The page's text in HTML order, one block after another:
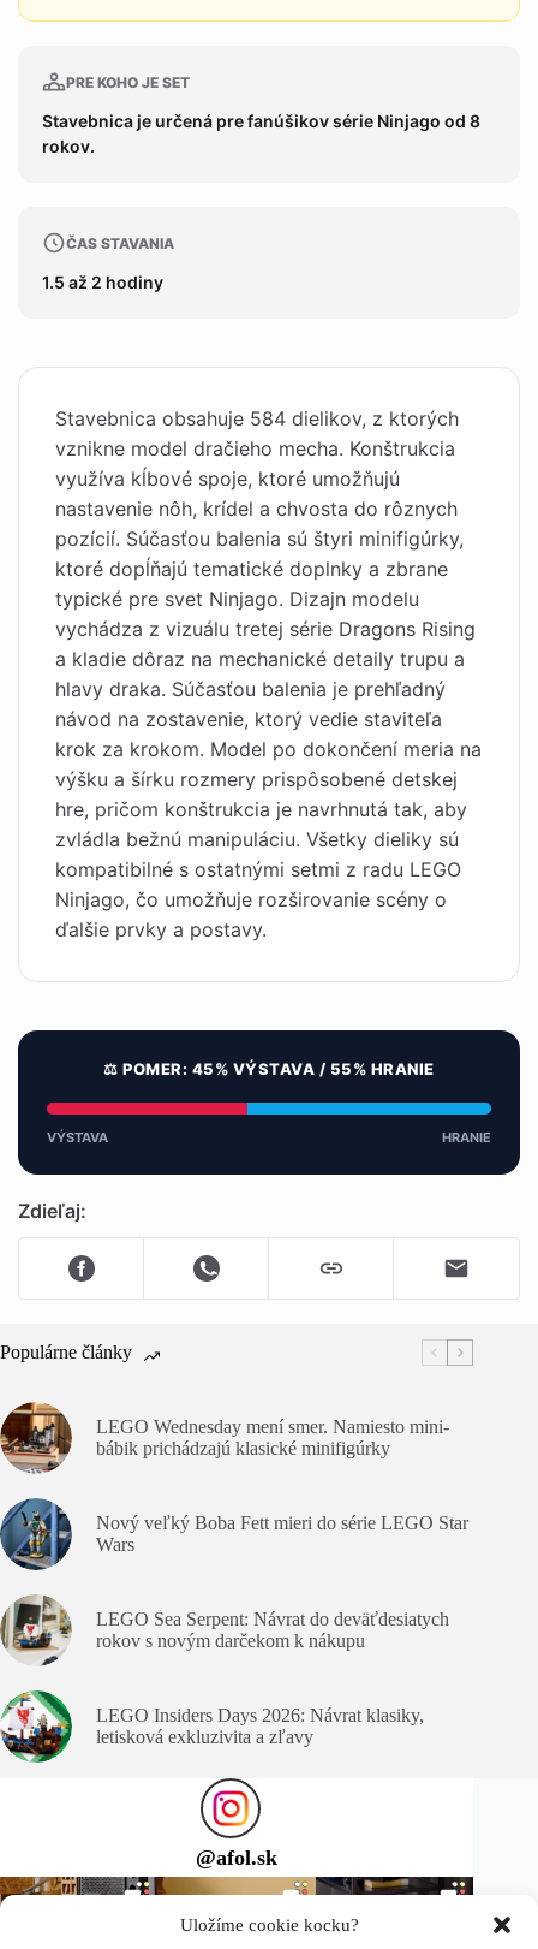
Uložíme cookie kocku?
PRE KOHO JE SET
Stavebnica je určená pre fanúšikov série Ninjago od 8
rokov.
ČAS STAVANIA
1.5 až 2 hodiny
Stavebnica obsahuje 584 dielikov, z ktorých
vznikne model dračieho mecha. Konštrukcia
využíva kĺbové spoje, ktoré umožňujú
nastavenie nôh, krídel a chvosta do rôznych
pozícií. Súčasťou balenia sú štyri minifigúrky,
ktoré dopĺňajú tematické doplnky a zbrane
typické pre svet Ninjago. Dizajn modelu
vychádza z vizuálu tretej série Dragons Rising
a kladie dôraz na mechanické detaily trupu a
hlavy draka. Súčasťou balenia je prehľadný
návod na zostavenie, ktorý vedie staviteľa
krok za krokom. Model po dokončení meria na
výšku a šírku rozmery prispôsobené detskej
hre, pričom konštrukcia je navrhnutá tak, aby
zvládla bežnú manipuláciu. Všetky dieliky sú
kompatibilné s ostatnými setmi z radu LEGO
Ninjago, čo umožňuje rozširovanie scény o
ďalšie prvky a postavy.
⚖️ POMER: 45% VÝSTAVA / 55% HRANIE
VÝSTAVA HRANIE
Zdieľaj:
Populárne články
LEGO Wednesday mení smer. Namiesto mini-
bábik prichádzajú klasické minifigúrky
Nový veľký Boba Fett mieri do série LEGO Star
Wars
LEGO Sea Serpent: Návrat do deväťdesiatych
rokov s novým darčekom k nákupu
LEGO Insiders Days 2026: Návrat klasiky,
letisková exkluzivita a zľavy
@afol.sk